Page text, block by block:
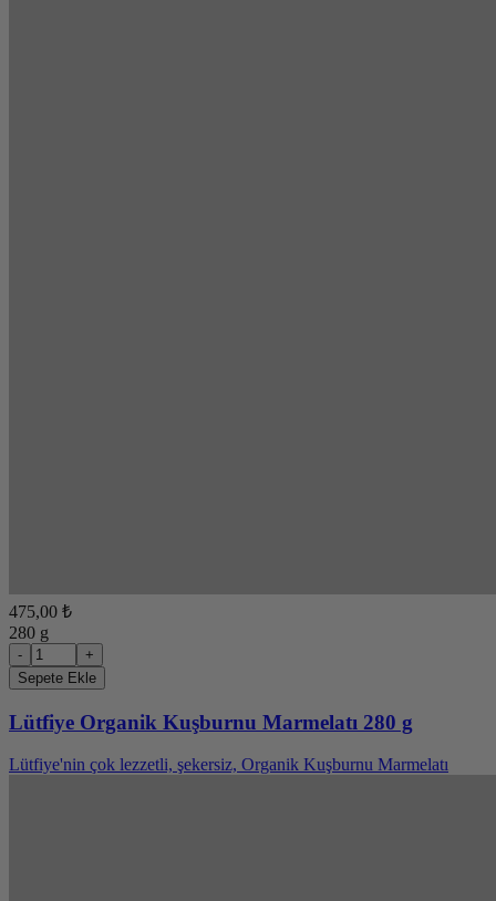
475,00 ₺
280 g
-
+
Sepete Ekle
Lütfiye Organik Kuşburnu Marmelatı 280 g
Lütfiye'nin çok lezzetli, şekersiz, Organik Kuşburnu Marmelatı